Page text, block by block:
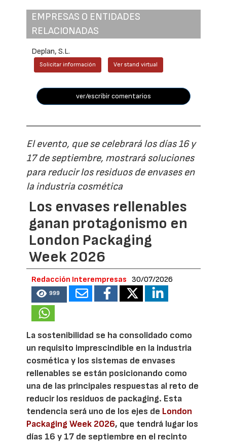
EMPRESAS O ENTIDADES
RELACIONADAS
Deplan, S.L.
Solicitar información Ver stand virtual
ver/escribir comentarios
El evento, que se celebrará los días 16 y
17 de septiembre, mostrará soluciones
para reducir los residuos de envases en
la industria cosmética
Los envases rellenables
ganan protagonismo en
London Packaging
Week 2026
Redacción Interempresas 30/07/2026
999
La sostenibilidad se ha consolidado como
un requisito imprescindible en la industria
cosmética y los sistemas de envases
rellenables se están posicionando como
una de las principales respuestas al reto de
reducir los residuos de packaging. Esta
tendencia será uno de los ejes de London
Packaging Week 2026, que tendrá lugar los
días 16 y 17 de septiembre en el recinto